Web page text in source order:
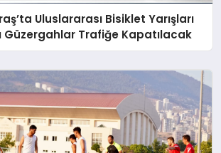
Uluslararası Bisiklet Yarışları
Güzergahlar Trafiğe Kapatılacak